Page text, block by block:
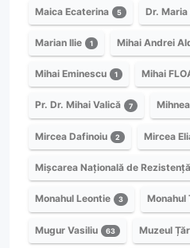
Maica Ecaterina 5 Dr.
Marian Ilie 1 Mihai Andrei
Mihai Eminescu 1 Mihai
Pr. Dr. Mihai Valică 7
Mircea Dafinoiu 2 Mircea
Mișcarea Națională de Rezistență
Monahul Leontie 3 Monahul
Mugur Vasiliu 63 Muzeul